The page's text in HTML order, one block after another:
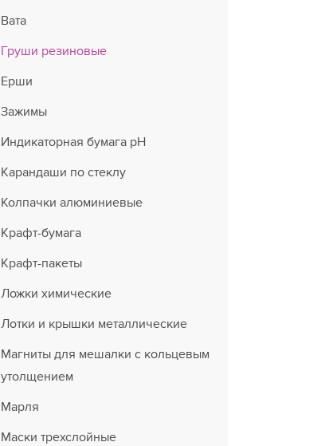
Вата
Груши резиновые
Ерши
Зажимы
Индикаторная бумага рН
Карандаши по стеклу
Колпачки алюминиевые
Крафт-бумага
Крафт-пакеты
Ложки химические
Лотки и крышки металлические
Магниты для мешалки с кольцевым
утолщением
Марля
Маски трехслойные